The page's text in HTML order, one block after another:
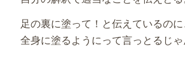
足の裏に塗って！と伝えているのに
全身に塗るようにって言っとるじゃ